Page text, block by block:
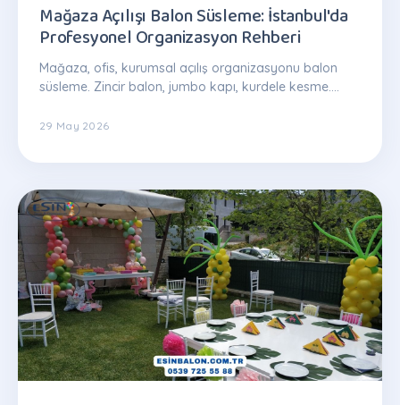
Mağaza Açılışı Balon Süsleme: İstanbul'da
Profesyonel Organizasyon Rehberi
Mağaza, ofis, kurumsal açılış organizasyonu balon
süsleme. Zincir balon, jumbo kapı, kurdele kesme.
29 May 2026